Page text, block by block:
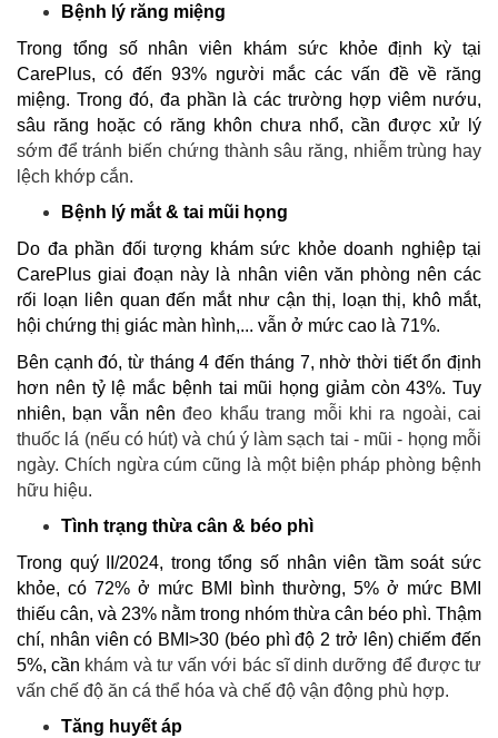
Bệnh lý răng miệng
Trong tổng số nhân viên khám sức khỏe định kỳ tại
CarePlus, có đến 93% người mắc các vấn đề về răng
miệng. Trong đó, đa phần là các trường hợp viêm nướu,
sâu răng hoặc có răng khôn chưa nhổ, cần được xử lý
sớm để tránh biến chứng thành sâu răng, nhiễm trùng hay
lệch khớp cắn.
Bệnh lý mắt & tai mũi họng
Do đa phần đối tượng khám sức khỏe doanh nghiệp tại
CarePlus giai đoạn này là nhân viên văn phòng nên các
rối loạn liên quan đến mắt như cận thị, loạn thị, khô mắt,
hội chứng thị giác màn hình,... vẫn ở mức cao là 71%.
Bên cạnh đó, từ tháng 4 đến tháng 7, nhờ thời tiết ổn định
hơn nên tỷ lệ mắc bệnh tai mũi họng giảm còn 43%. Tuy
nhiên, bạn vẫn nênđeo khẩu trang mỗi khi ra ngoài, cai
thuốc lá (nếu có hút) và chú ý làm sạch tai - mũi - họng mỗi
ngày. Chích ngừa cúm cũng là một biện pháp phòng bệnh
hữu hiệu.
Tình trạng thừa cân & béo phì
Trong quý II/2024, trong tổng số nhân viên tầm soát sức
khỏe, có 72% ở mức BMI bình thường, 5% ở mức BMI
thiếu cân, và 23% nằm trong nhóm thừa cân béo phì. Thậm
chí, nhân viên có BMI>30 (béo phì độ 2 trở lên) chiếm đến
5%, cần khám và tư vấn với bác sĩ dinh dưỡng để được tư
vấn chế độ ăn cá thể hóa và chế độ vận động phù hợp.
Tăng huyết áp